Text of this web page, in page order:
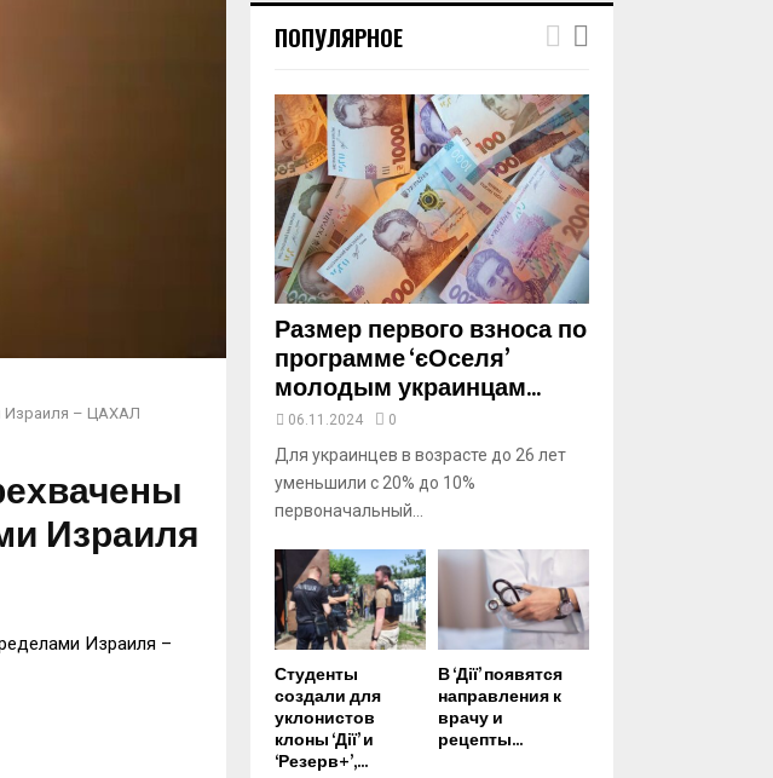
Израиля – ЦАХАЛ
Израиля
u
m
a
y
u
u
b
e
ПОПУЛЯРНОЕ
Размер первого взноса по
программе ‘єОселя’
молодым украинцам...
06.11.2024 0
Для украинцев в возрасте до 26 лет
уменьшили с 20% до 10%
первоначальный...
Студенты
создали для
уклонистов
клоны ‘Дії’ и
‘Резерв+’,...
В ‘Дії’ появятся
направления к
врачу и
рецепты...